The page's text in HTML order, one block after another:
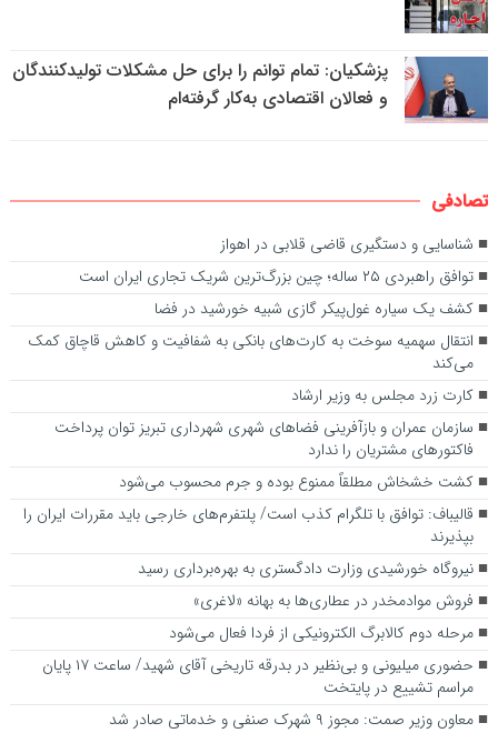
پزشکیان: تمام توانم را برای حل مشکلات تولیدکنندگان
و فعالان اقتصادی به‌کار گرفته‌ام
تصادفی
شناسایی و دستگیری قاضی قلابی در اهواز
توافق راهبردی ۲۵ ساله؛ چین بزرگ‌ترین شریک تجاری ایران است
کشف یک سیاره غول‌پیکر گازی شبیه خورشید در فضا
انتقال سهمیه سوخت به کارت‌های بانکی به شفافیت و کاهش قاچاق کمک
می‌کند
کارت زرد مجلس به وزیر ارشاد
سازمان عمران و بازآفرینی فضاهای شهری شهرداری تبریز توان پرداخت
فاکتورهای مشتریان را ندارد
کشت خشخاش مطلقاً ممنوع بوده و جرم محسوب می‌شود
قالیباف: توافق با تلگرام کذب است/ پلتفرم‌های خارجی باید مقررات ایران را
بپذیرند
نیروگاه خورشیدی وزارت دادگستری به بهره‌برداری رسید
فروش موادمخدر در عطاری‌ها به بهانه «لاغری»
مرحله دوم کالابرگ الکترونیکی از فردا فعال می‌شود
حضوری میلیونی و بی‌نظیر در بدرقه تاریخی آقای شهید/ ساعت ۱۷ پایان
مراسم تشییع در پایتخت
معاون وزیر صمت: مجوز ۹ شهرک صنفی و خدماتی صادر شد